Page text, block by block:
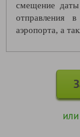
смещение
отправления
аэропорта, а